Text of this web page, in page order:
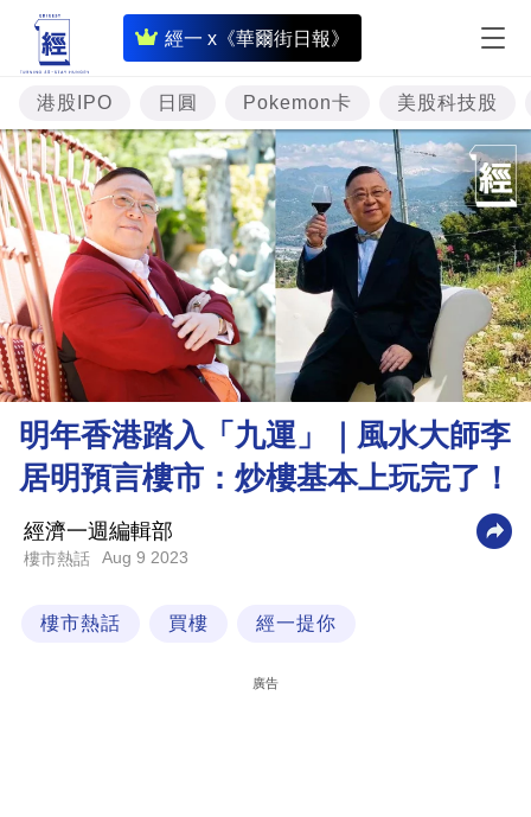
經一 x《華爾街日報》
即
時
財
經
專
題
投
資
理
財
商
業
科
港股IPO 日圓 Pokemon卡 美股科技股
明年香港踏入「九運」｜風水大師李
居明預言樓市：炒樓基本上玩完了！
經濟一週編輯部
樓市熱話 Aug 9 2023
樓市熱話 買樓 經一提你
廣告